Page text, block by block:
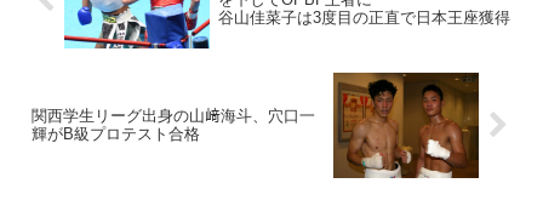
谷山佳菜子は3度目の正直で日本王座獲得
関西学生リーグ出身の山﨑海斗、穴口一
輝がB級プロテスト合格